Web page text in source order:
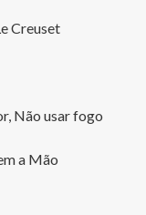
Creuset
Não usar fogo
a Mão